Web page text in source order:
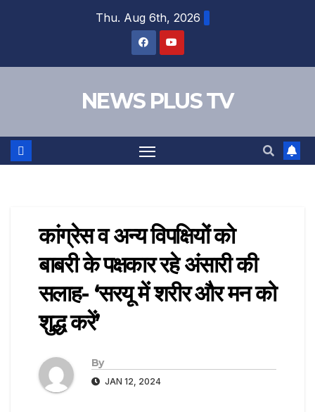
Thu. Aug 6th, 2026
NEWS PLUS TV
कांग्रेस व अन्य विपक्षियों को
बाबरी के पक्षकार रहे अंसारी की
सलाह- ‘सरयू में शरीर और मन को
शुद्ध करें’
By
JAN 12, 2024